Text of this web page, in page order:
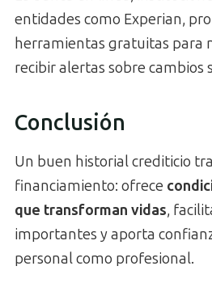
entidades como Experian,
herramientas gratuitas para
recibir alertas sobre cambios
Conclusión
Un buen historial crediticio
financiamiento: ofrece
que transforman vidas,
importantes y aporta
personal como profesional.